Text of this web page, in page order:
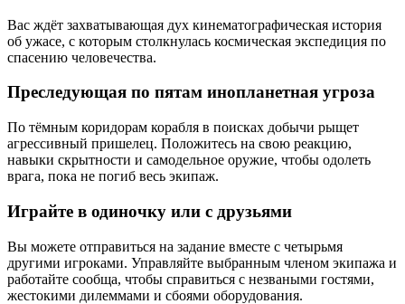
Вас ждёт захватывающая дух кинематографическая история
об ужасе, с которым столкнулась космическая экспедиция по
спасению человечества.
Преследующая по пятам инопланетная угроза
По тёмным коридорам корабля в поисках добычи рыщет
агрессивный пришелец. Положитесь на свою реакцию,
навыки скрытности и самодельное оружие, чтобы одолеть
врага, пока не погиб весь экипаж.
Играйте в одиночку или с друзьями
Вы можете отправиться на задание вместе с четырьмя
другими игроками. Управляйте выбранным членом экипажа и
работайте сообща, чтобы справиться с незваными гостями,
жестокими дилеммами и сбоями оборудования.